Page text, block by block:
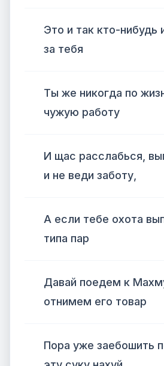
Это и так кто-нибудь
за тебя
Ты же никогда по
чужую работу
И щас расслабься,
и не веди заботу,
А если тебе охота
типа пар
Давай поедем к
отнимем его товар
Пора уже заебошить